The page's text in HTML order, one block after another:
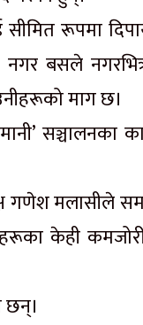
रूपमा
बसले
माग छ।
सञ्चालनका
गणेश मलासीले
केही
छन्।